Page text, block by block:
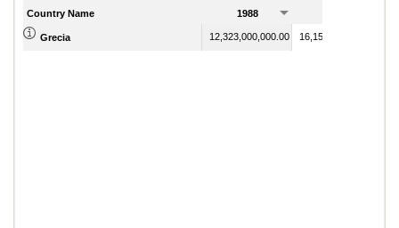
Country Name 1988
Grecia 12,323,000,000.00 16,151,000,000.00